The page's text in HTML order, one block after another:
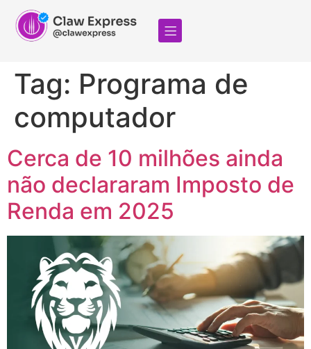
Tag: Programa de
computador
Cerca de 10 milhões ainda
não declararam Imposto de
Renda em 2025